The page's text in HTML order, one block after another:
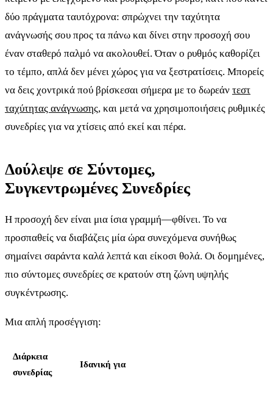
δύο πράγματα ταυτόχρονα: σπρώχνει την ταχύτητα
ανάγνωσής σου προς τα πάνω και δίνει στην προσοχή σου
έναν σταθερό παλμό να ακολουθεί. Όταν ο ρυθμός καθορίζει
το τέμπο, απλά δεν μένει χώρος για να ξεστρατίσεις. Μπορείς
να δεις χοντρικά πού βρίσκεσαι σήμερα με το δωρεάν τεστ
ταχύτητας ανάγνωσης, και μετά να χρησιμοποιήσεις ρυθμικές
συνεδρίες για να χτίσεις από εκεί και πέρα.
Δούλεψε σε Σύντομες,
Συγκεντρωμένες Συνεδρίες
Η προσοχή δεν είναι μια ίσια γραμμή—φθίνει. Το να
προσπαθείς να διαβάζεις μία ώρα συνεχόμενα συνήθως
σημαίνει σαράντα καλά λεπτά και είκοσι θολά. Οι δομημένες,
πιο σύντομες συνεδρίες σε κρατούν στη ζώνη υψηλής
συγκέντρωσης.
Μια απλή προσέγγιση:
Διάρκεια
συνεδρίας
Ιδανική για